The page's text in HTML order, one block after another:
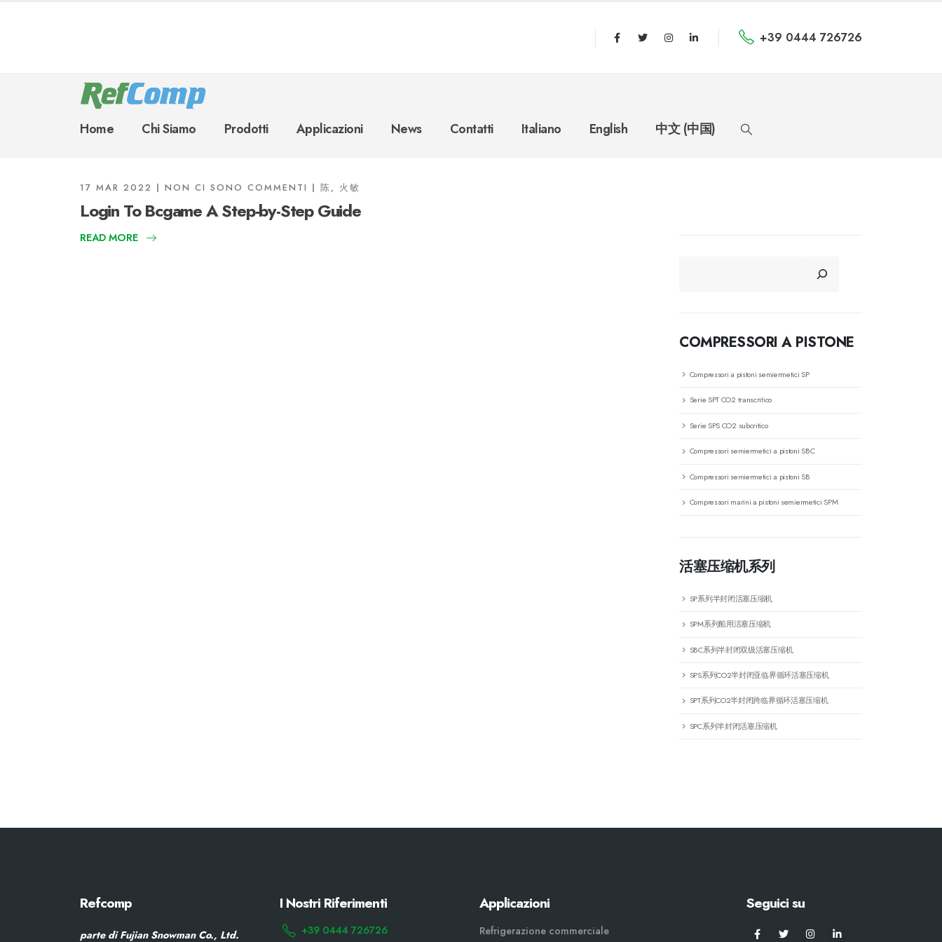
+39 0444 726726
Home Chi Siamo Prodotti Applicazioni News Contatti Italiano English 中文 (中国)
17 MAR 2022 NON CI SONO COMMENTI 陈, 火敏
Login To Bcgame A Step-by-Step Guide
READ MORE
COMPRESSORI A PISTONE
Compressori a pistoni semiermetici SP
Serie SPT CO2 transcritico
Serie SPS CO2 subcritico
Compressori semiermetici a pistoni SBC
Compressori semiermetici a pistoni SB
Compressori marini a pistoni semiermetici SPM
活塞压缩机系列
SP系列半封闭活塞压缩机
SPM系列船用活塞压缩机
SBC系列半封闭双级活塞压缩机
SPS系列CO2半封闭亚临界循环活塞压缩机
SPT系列CO2半封闭跨临界循环活塞压缩机
SPC系列半封闭活塞压缩机
Refcomp
parte di Fujian Snowman Co., Ltd.
I Nostri Riferimenti
+39 0444 726726
Applicazioni
Refrigerazione commerciale
Seguici su